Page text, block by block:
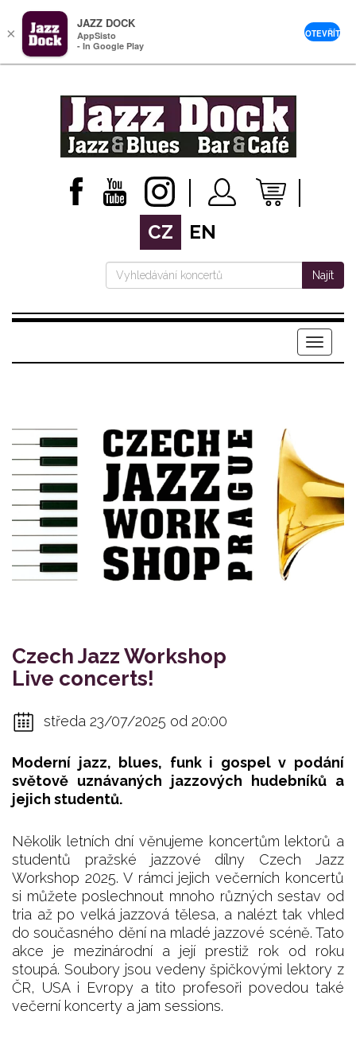
CZ EN
Najít
Menu
Czech Jazz Workshop
Live concerts!
středa 23/07/2025 od 20:00
Moderní jazz, blues, funk i gospel v podání
světově uznávaných jazzových hudebníků a
jejich studentů.
Několik letních dní věnujeme koncertům lektorů a
studentů pražské jazzové dílny Czech Jazz
Workshop 2025. V rámci jejich večerních koncertů
si můžete poslechnout mnoho různých sestav od
tria až po velká jazzová tělesa, a nalézt tak vhled
do současného dění na mladé jazzové scéně. Tato
akce je mezinárodní a její prestiž rok od roku
stoupá. Soubory jsou vedeny špičkovými lektory z
ČR, USA i Evropy a tito profesoři povedou také
večerní koncerty a jam sessions.
×
JAZZ DOCK
AppSisto
- In Google Play
OTEVŘÍT